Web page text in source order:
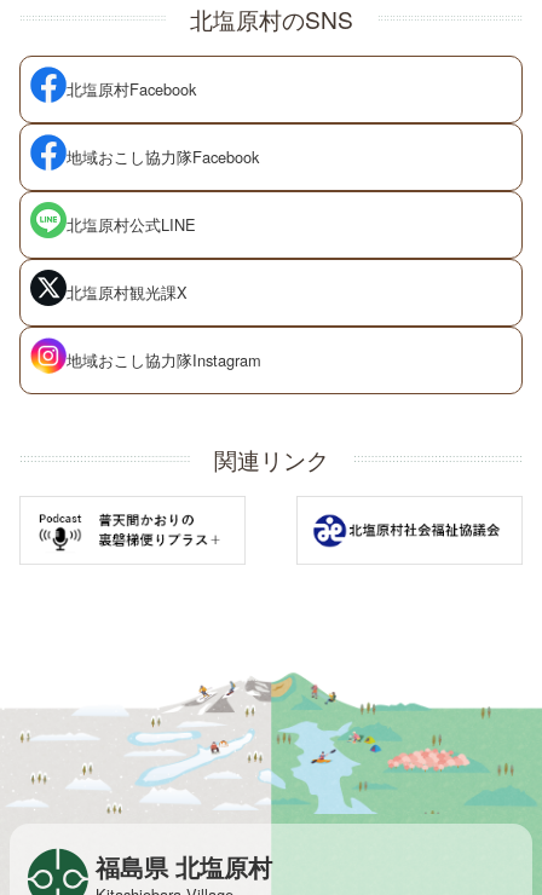
北塩原村のSNS
北塩原村Facebook
地域おこし協力隊Facebook
北塩原村公式LINE
北塩原村観光課X
地域おこし協力隊Instagram
関連リンク
福島県 北塩原村